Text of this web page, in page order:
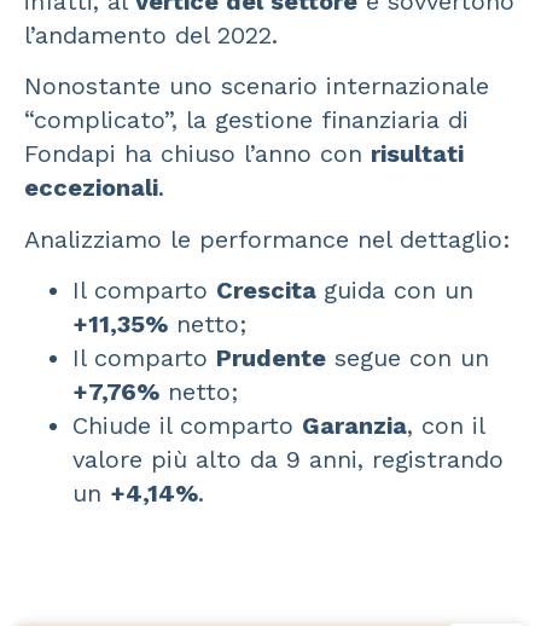
l’andamento del 2022.
Nonostante uno scenario internazionale
“complicato”, la gestione finanziaria di
Fondapi ha chiuso l’anno con risultati
eccezionali.
Analizziamo le performance nel dettaglio:
Il comparto Crescita guida con un
+11,35% netto;
Il comparto Prudente segue con un
+7,76% netto;
Chiude il comparto Garanzia, con il
valore più alto da 9 anni, registrando
un +4,14%.